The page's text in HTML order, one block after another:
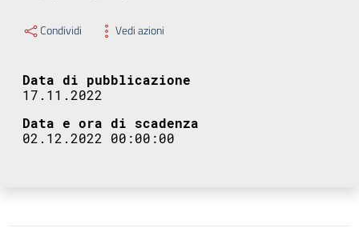
Condividi Vedi azioni
Data di pubblicazione
17.11.2022
Data e ora di scadenza
02.12.2022 00:00:00